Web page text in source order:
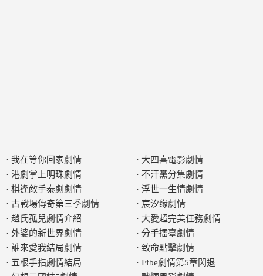
· 我在等你回家劇情
· 港劇掌上明珠劇情
· 棋逢敵手泰劇劇情
· 古戰場傳奇第三季劇情
· 趙氏孤兒劇情介紹
· 外婆的新世界劇情
· 誰來愛我結局劇情
· 五根手指劇情結局
· 大四喜電影劇情
· 不汗黨分集劇情
· 浮世一生情劇情
· 宸汐缘劇情
· 大愛超完美任務劇情
· 分手擂臺劇情
· 致命點擊劇情
· Ffbe劇情第5章閃退